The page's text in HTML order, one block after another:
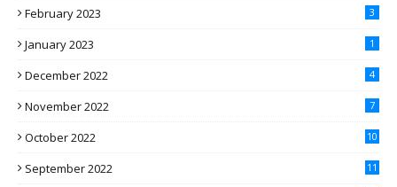
February 2023 3
January 2023 1
December 2022 4
November 2022 7
October 2022 10
September 2022 11